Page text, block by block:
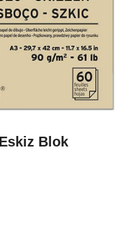
Blok